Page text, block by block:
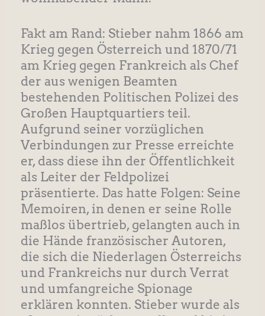
Fakt am Rand: Stieber nahm 1866 am
Krieg gegen Österreich und 1870/71
am Krieg gegen Frankreich als Chef
der aus wenigen Beamten
bestehenden Politischen Polizei des
Großen Hauptquartiers teil.
Aufgrund seiner vorzüglichen
Verbindungen zur Presse erreichte
er, dass diese ihn der Öffentlichkeit
als Leiter der Feldpolizei
präsentierte. Das hatte Folgen: Seine
Memoiren, in denen er seine Rolle
maßlos übertrieb, gelangten auch in
die Hände französischer Autoren,
die sich die Niederlagen Österreichs
und Frankreichs nur durch Verrat
und umfangreiche Spionage
erklären konnten. Stieber wurde als